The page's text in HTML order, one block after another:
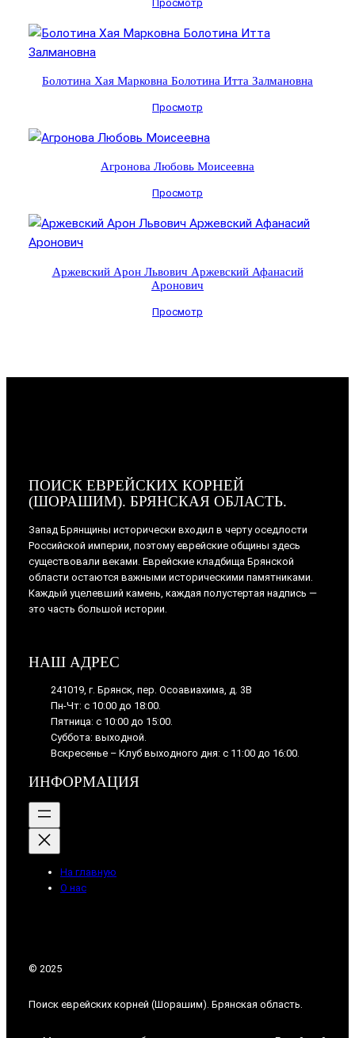
Просмотр
Болотина Хая Марковна Болотина Итта Залмановна
Просмотр
Агронова Любовь Моисеевна
Просмотр
Аржевский Арон Львович Аржевский Афанасий
Аронович
Просмотр
ПОИСК ЕВРЕЙСКИХ КОРНЕЙ
(ШОРАШИМ). БРЯНСКАЯ ОБЛАСТЬ.
Запад Брянщины исторически входил в черту оседлости
Российской империи, поэтому еврейские общины здесь
существовали веками. Еврейские кладбища Брянской
области остаются важными историческими памятниками.
Каждый уцелевший камень, каждая полустертая надпись —
это часть большой истории.
НАШ АДРЕС
241019, г. Брянск, пер. Осоавиахима, д. 3В
Пн-Чт: с 10:00 до 18:00.
Пятница: с 10:00 до 15:00.
Суббота: выходной.
Вскресенье – Клуб выходного дня: с 11:00 до 16:00.
ИНФОРМАЦИЯ
На главную
О нас
© 2025
Поиск еврейских корней (Шорашим). Брянская область.